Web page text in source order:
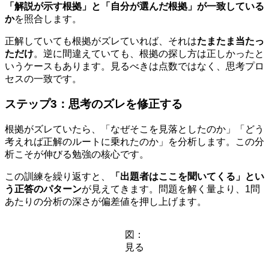
「解説が示す根拠」と「自分が選んだ根拠」が一致している
かを照合します。
正解していても根拠がズレていれば、それはたまたま当たっ
ただけ。逆に間違えていても、根拠の探し方は正しかったと
いうケースもあります。見るべきは点数ではなく、思考プロ
セスの一致です。
ステップ3：思考のズレを修正する
根拠がズレていたら、「なぜそこを見落としたのか」「どう
考えれば正解のルートに乗れたのか」を分析します。この分
析こそが伸びる勉強の核心です。
この訓練を繰り返すと、
「出題者はここを聞いてくる」とい
う正答のパターンが見えてきます。問題を解く量より、1問
あたりの分析の深さが偏差値を押し上げます。
図：
見る